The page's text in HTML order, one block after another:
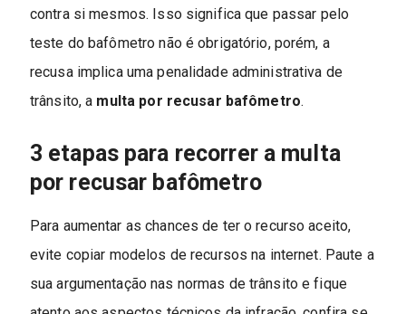
contra si mesmos. Isso significa que passar pelo
teste do bafômetro não é obrigatório, porém, a
recusa implica uma penalidade administrativa de
trânsito, a multa por recusar bafômetro.
3 etapas para recorrer a multa
por recusar bafômetro
Para aumentar as chances de ter o recurso aceito,
evite copiar modelos de recursos na internet. Paute a
sua argumentação nas normas de trânsito e fique